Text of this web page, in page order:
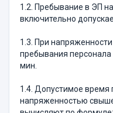
1.2. Пребывание в ЭП
включительно
1.3. При
пребывания
мин.
1.4. Допустимое время
напряженностью